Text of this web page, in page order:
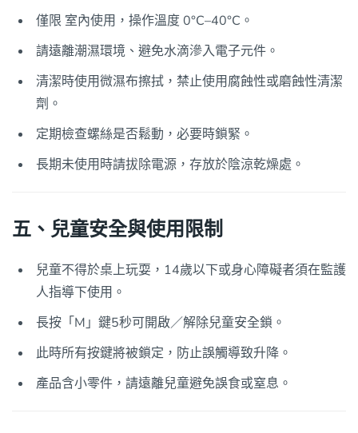
僅限 室內使用，操作溫度 0°C–40°C。
請遠離潮濕環境、避免水滴滲入電子元件。
清潔時使用微濕布擦拭，禁止使用腐蝕性或磨蝕性清潔
劑。
定期檢查螺絲是否鬆動，必要時鎖緊。
長期未使用時請拔除電源，存放於陰涼乾燥處。
五、兒童安全與使用限制
兒童不得於桌上玩耍，14歲以下或身心障礙者須在監護
人指導下使用。
長按「M」鍵5秒可開啟／解除兒童安全鎖。
此時所有按鍵將被鎖定，防止誤觸導致升降。
產品含小零件，請遠離兒童避免誤食或窒息。